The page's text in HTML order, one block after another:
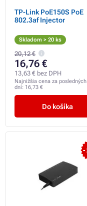
TP-Link PoE150S PoE
802.3af Injector
Skladom > 20 ks
20,12 €
16,76 €
13,63 € bez DPH
Najnižšia cena za
dní: 16,73 €
Do košíka
-